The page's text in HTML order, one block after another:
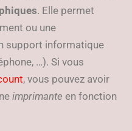
. Elle permet
ou une
support informatique
…). Si vous
, vous pouvez avoir
imprimante en fonction